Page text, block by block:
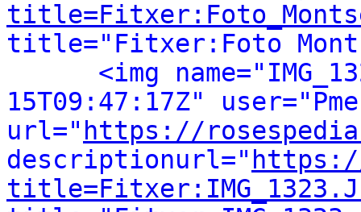
title="Fitxer:Foto
<img
15T09:47:17Z"
url=" https://
descriptionurl="